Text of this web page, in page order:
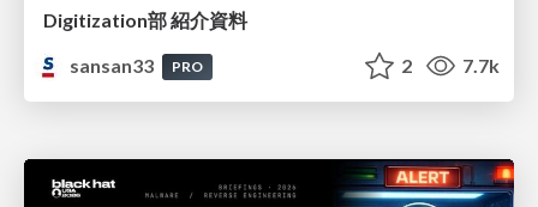
Digitization部 紹介資料
sansan33
PRO 2 7.7k